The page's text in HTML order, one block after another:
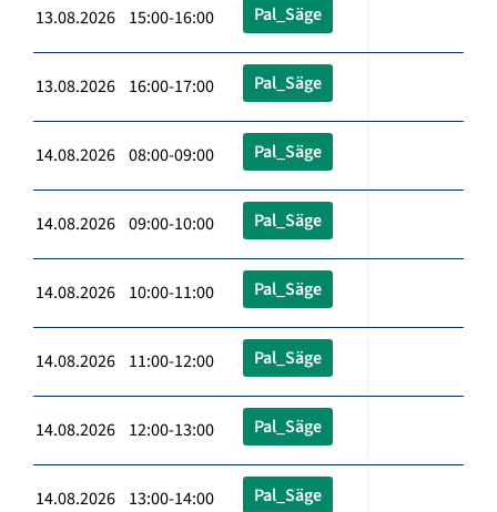
13.08.2026 15:00-16:00 Pal_Säge
13.08.2026 16:00-17:00 Pal_Säge
14.08.2026 08:00-09:00 Pal_Säge
14.08.2026 09:00-10:00 Pal_Säge
14.08.2026 10:00-11:00 Pal_Säge
14.08.2026 11:00-12:00 Pal_Säge
14.08.2026 12:00-13:00 Pal_Säge
14.08.2026 13:00-14:00 Pal_Säge